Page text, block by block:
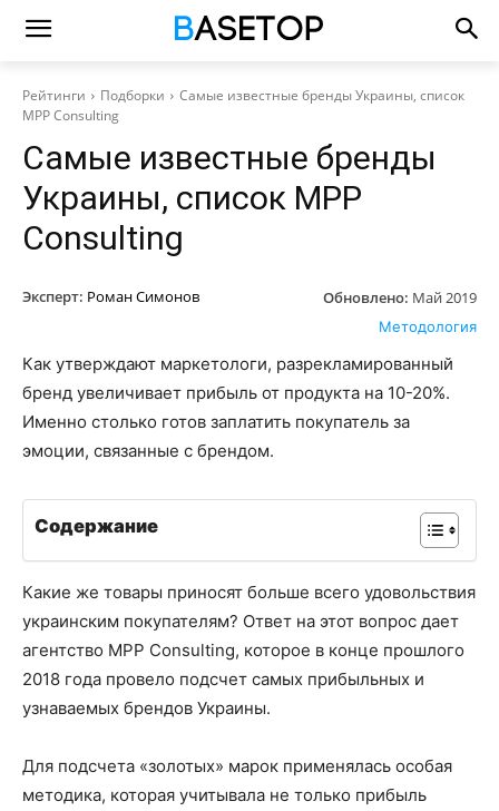
Рейтинги Подборки
Самые известные бренды Украины, список
MPP Consulting
Самые известные бренды
Украины, список MPP
Consulting
Эксперт: Роман Симонов Обновлено: Май 2019
Методология
Как утверждают маркетологи, разрекламированный
бренд увеличивает прибыль от продукта на 10-20%.
Именно столько готов заплатить покупатель за
эмоции, связанные с брендом.
Содержание
Какие же товары приносят больше всего удовольствия
украинским покупателям? Ответ на этот вопрос дает
агентство MPP Consulting, которое в конце прошлого
2018 года провело подсчет самых прибыльных и
узнаваемых брендов Украины.
Для подсчета «золотых» марок применялась особая
методика, которая учитывала не только прибыль